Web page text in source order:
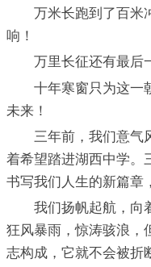
万米长跑到了百米冲
响！
万里长征还有最后一
十年寒窗只为这一朝
未来！
三年前，我们意气风
着希望踏进湖西中学。
书写我们人生的新篇章
我们扬帆起航，向着
狂风暴雨，惊涛骇浪，
志构成，它就不会被折